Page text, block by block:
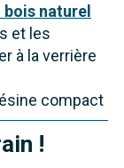
bois naturel
et les
à la verrière
compact
!